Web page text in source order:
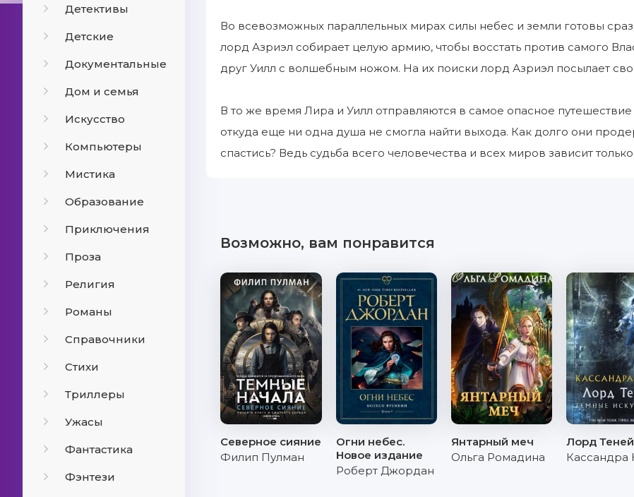
Детективы
Детские
Документальные
Дом и семья
Искусство
Компьютеры
Мистика
Образование
Приключения
Проза
Религия
Романы
Справочники
Стихи
Триллеры
Ужасы
Фантастика
Фэнтези
Во всевозможных параллельных мирах силы небес и земли готовы
лорд Азриэл собирает целую армию, чтобы восстать против самого
друг Уилл с волшебным ножом. На их поиски лорд Азриэл посылает
В то же время Лира и Уилл отправляются в самое опасное
откуда еще ни одна душа не смогла найти выхода. Как долго они
спастись? Ведь судьба всего человечества и всех миров зависит только
Возможно, вам понравится
Северное сияние
Филип Пулман
Огни небес.
Новое издание
Роберт Джордан
Янтарный меч
Ольга Ромадина
Лорд Теней
Кассандра